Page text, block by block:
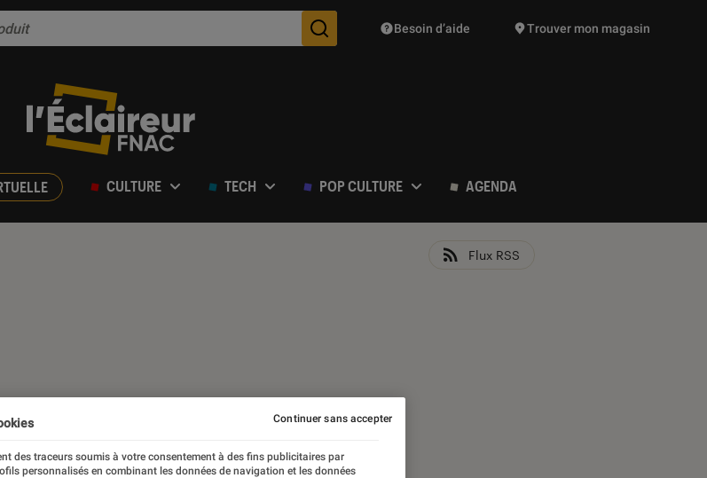
Des suggestions de produits vont vous être proposées
Besoin d’aide Trouver mon magasin
CULTURE TECH POP CULTURE AGENDA
Flux RSS
des traceurs soumis à votre consentement à des fins publicitaires par
personnalisés en combinant les données de navigation et les données
Continuer sans accepter